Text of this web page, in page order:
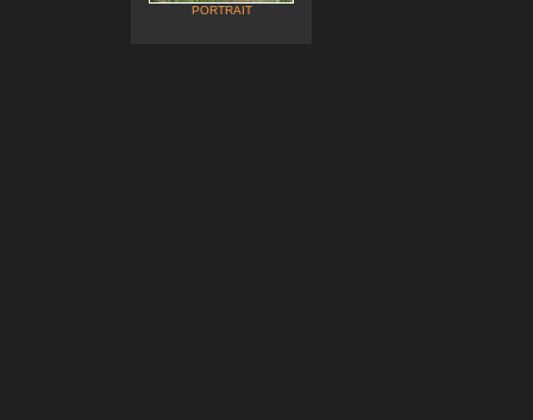
PORTRAIT